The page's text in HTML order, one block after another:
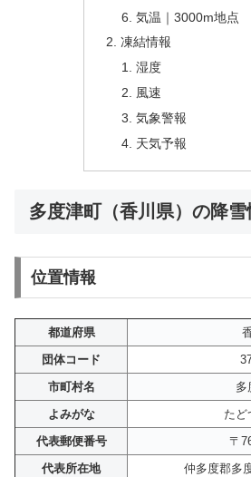
気温｜3000m地点
凍結情報
湿度
風速
気象警報
天気予報
多度津町（香川県）の降雪
位置情報
都道府県
団体コード
市町村名
多
よみがな
たど
代表郵便番号
〒
代表所在地
仲多度郡多